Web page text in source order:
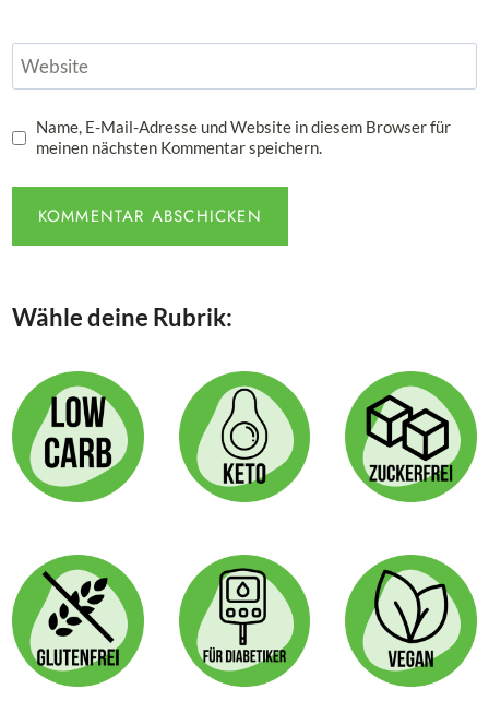
Website
Name, E-Mail-Adresse und Website in diesem Browser für
meinen nächsten Kommentar speichern.
Wähle deine Rubrik: